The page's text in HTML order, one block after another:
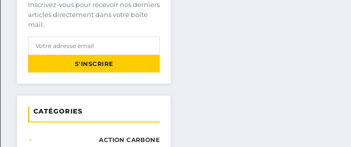
Inscrivez-vous pour recevoir nos derniers
articles directement dans votre boîte
mail.
S'INSCRIRE
CATÉGORIES
ACTION CARBONE